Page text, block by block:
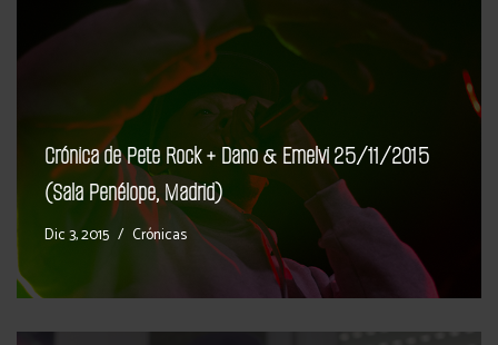
Crónica de Pete Rock + Dano & Emelvi 25/11/2015
(Sala Penélope, Madrid)
Dic 3, 2015 Crónicas